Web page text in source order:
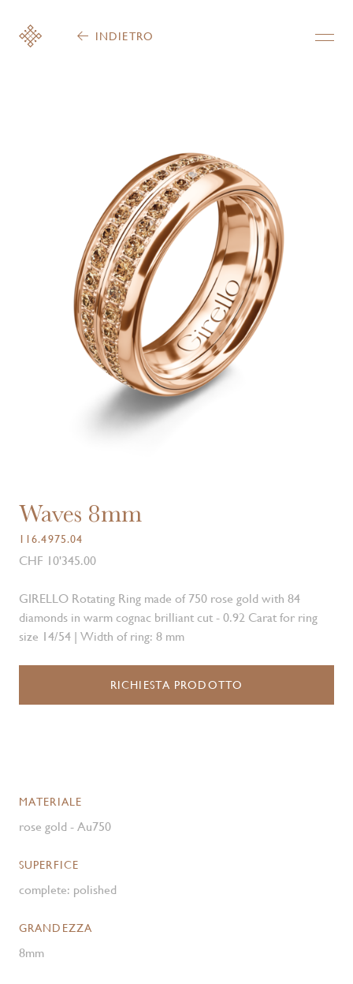
INDIETRO
Waves 8mm
116.4975.04
CHF 10'345.00
GIRELLO Rotating Ring made of 750 rose gold with 84
diamonds in warm cognac brilliant cut - 0.92 Carat for ring
size 14/54 | Width of ring: 8 mm
RICHIESTA PRODOTTO
MATERIALE
rose gold - Au750
SUPERFICE
complete: polished
GRANDEZZA
8mm